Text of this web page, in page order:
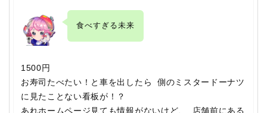
食べすぎる未来
1500円
お寿司たべたい！と車を出したら 側のミスタードーナツ
に見たことない看板が！？
あれホームページ見ても情報がないけど、 店舗前にある